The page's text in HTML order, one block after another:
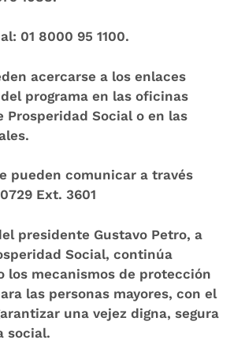
01 8000 95 1100.
acercarse a los enlaces
programa en las oficinas
Prosperidad Social o en las
pueden comunicar a través
Ext. 3601
presidente Gustavo Petro, a
Social, continúa
los mecanismos de protección
las personas mayores, con el
una vejez digna, segura
social.